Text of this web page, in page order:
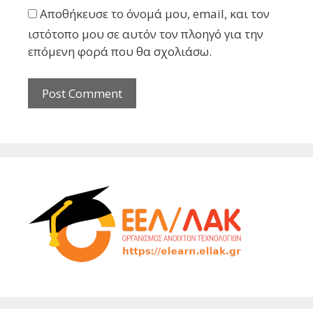
Αποθήκευσε το όνομά μου, email, και τον
ιστότοπο μου σε αυτόν τον πλοηγό για την
επόμενη φορά που θα σχολιάσω.